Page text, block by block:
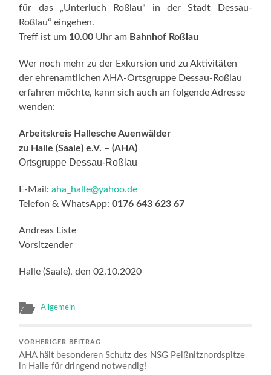
für das „Unterluch Roßlau“ in der Stadt Dessau-
Roßlau“ eingehen.
Treff ist um 10.00 Uhr am Bahnhof Roßlau
Wer noch mehr zu der Exkursion und zu Aktivitäten
der ehrenamtlichen AHA-Ortsgruppe Dessau-Roßlau
erfahren möchte, kann sich auch an folgende Adresse
wenden:
Arbeitskreis Hallesche Auenwälder
zu Halle (Saale) e.V. – (AHA)
Ortsgruppe Dessau-Roßlau
E-Mail:aha_halle@yahoo.de
Telefon & WhatsApp:0176 643 623 67
Andreas Liste
Vorsitzender
Halle (Saale), den 02.10.2020
Allgemein
VORHERIGER BEITRAG
AHA hält besonderen Schutz des NSG Peißnitznordspitze
in Halle für dringend notwendig!